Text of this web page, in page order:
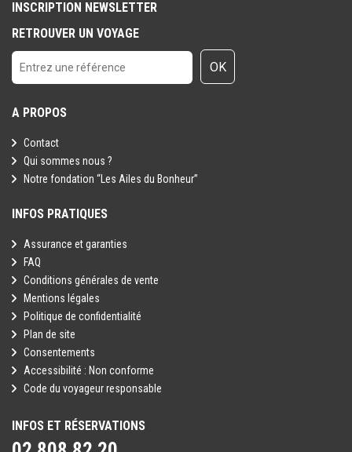
INSCRIPTION NEWSLETTER
RETROUVER UN VOYAGE
OK
A PROPOS
Contact
Qui sommes nous ?
Notre fondation “Les Ailes du Bonheur”
INFOS PRATIQUES
Assurance et garanties
FAQ
Conditions générales de vente
Mentions légales
Politique de confidentialité
Plan de site
Consentements
Accessibilité : Non conforme
Code du voyageur responsable
INFOS ET RÉSERVATIONS